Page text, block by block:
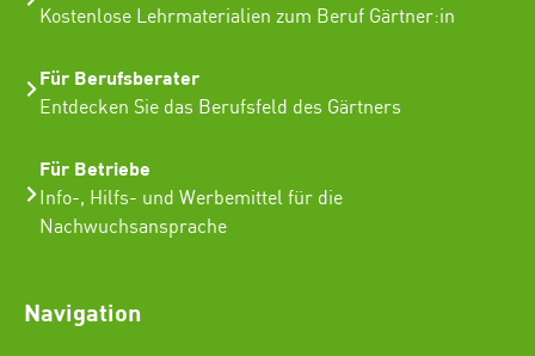
Kostenlose Lehrmaterialien zum Beruf Gärtner:in
Für Berufsberater
Entdecken Sie das Berufsfeld des Gärtners
Für Betriebe
Info-, Hilfs- und Werbemittel für die
Nachwuchsansprache
Navigation